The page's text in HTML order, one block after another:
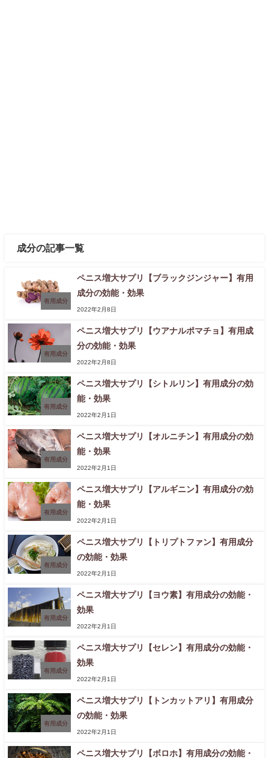
先着500名様限定!!もう１箱プレゼントキ
ャンペーン
成分の記事一覧
有用成分
ペニス増大サプリ【ブラックジンジャー】有用
成分の効能・効果
2022年2月8日
有用成分
ペニス増大サプリ【ウアナルポマチョ】有用成
分の効能・効果
2022年2月8日
有用成分
ペニス増大サプリ【シトルリン】有用成分の効
能・効果
2022年2月1日
有用成分
ペニス増大サプリ【オルニチン】有用成分の効
能・効果
2022年2月1日
有用成分
ペニス増大サプリ【アルギニン】有用成分の効
能・効果
2022年2月1日
有用成分
ペニス増大サプリ【トリプトファン】有用成分
の効能・効果
2022年2月1日
有用成分
ペニス増大サプリ【ヨウ素】有用成分の効能・
効果
2022年2月1日
有用成分
ペニス増大サプリ【セレン】有用成分の効能・
効果
2022年2月1日
有用成分
ペニス増大サプリ【トンカットアリ】有用成分
の効能・効果
2022年2月1日
ペニス増大サプリ【ボロホ】有用成分の効能・